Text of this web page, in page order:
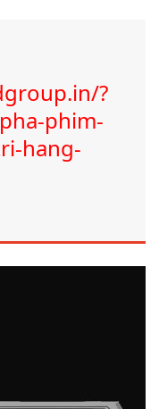
?
phim-
hang-